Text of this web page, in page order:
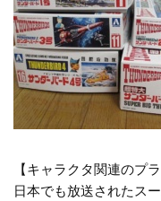
【キャラクタ関連のプ
日本でも放送されたス